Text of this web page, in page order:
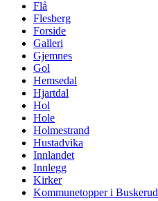
Flå
Flesberg
Forside
Galleri
Gjemnes
Gol
Hemsedal
Hjartdal
Hol
Hole
Holmestrand
Hustadvika
Innlandet
Innlegg
Kirker
Kommunetopper i Buskerud